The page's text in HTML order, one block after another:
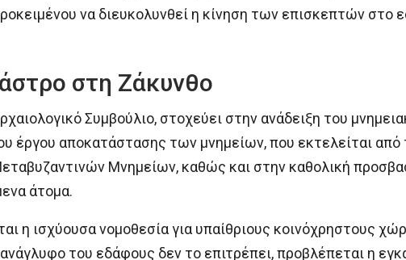
να διευκολυνθεί η κίνηση των επισκεπτών στο
στη Ζάκυνθο
Συμβούλιο, στοχεύει στην ανάδειξη του
έργου αποκατάστασης των μνημείων, που εκτελείται από
Μνημείων, καθώς και στην καθολική
άτομα.
η ισχύουσα νομοθεσία για υπαίθριους κοινόχρηστους
του εδάφους δεν το επιτρέπει, προβλέπεται η